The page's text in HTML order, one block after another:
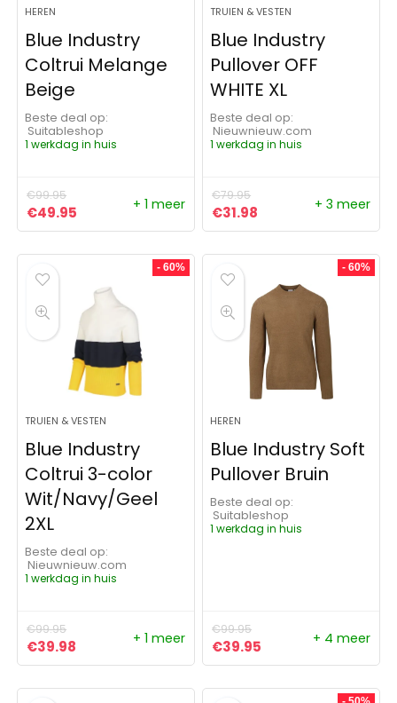
HEREN
Blue Industry
Coltrui Melange
Beige
Beste deal op:
Suitableshop
1 werkdag in huis
€99.95
Oorspronkelijke prijs was: €99.95.
€49.95 Huidige prijs is: €49.95.
+ 1 meer
TRUIEN & VESTEN
Blue Industry
Pullover OFF
WHITE XL
Beste deal op:
nieuwnieuw.com
1 werkdag in huis
€79.95
Oorspronkelijke prijs was:
€31.98 Huidige prijs is:
+ 3 meer
- 60%
TRUIEN & VESTEN
Blue Industry
Coltrui 3-color
Wit/Navy/Geel
2XL
Beste deal op:
nieuwnieuw.com
1 werkdag in huis
€99.95
Oorspronkelijke prijs was: €99.95.
€39.98 Huidige prijs is: €39.98.
+ 1 meer
- 60%
HEREN
Blue Industry Soft
Pullover Bruin
Beste deal op:
Suitableshop
1 werkdag in huis
€99.95
Oorspronkelijke prijs
€39.95 Huidige prijs is:
+ 4 meer